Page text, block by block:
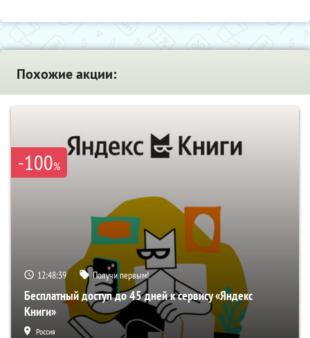
Похожие акции:
-100%
12:48:38 Получи первым!
Бесплатный доступ до 45 дней к сервису «Яндекс
Книги»
Россия